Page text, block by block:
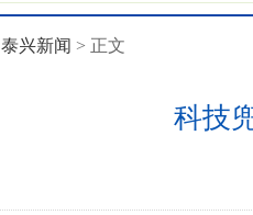
泰兴新闻 > 正文
科技